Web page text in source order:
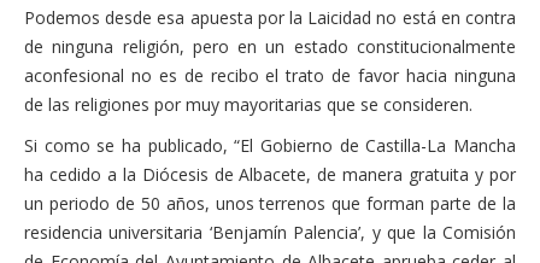
Podemos desde esa apuesta por la Laicidad no está en contra
de ninguna religión, pero en un estado constitucionalmente
aconfesional no es de recibo el trato de favor hacia ninguna
de las religiones por muy mayoritarias que se consideren.
Si como se ha publicado, “El Gobierno de Castilla-La Mancha
ha cedido a la Diócesis de Albacete, de manera gratuita y por
un periodo de 50 años, unos terrenos que forman parte de la
residencia universitaria ‘Benjamín Palencia’, y que la Comisión